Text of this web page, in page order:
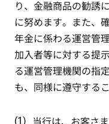
り、金融商品の勧誘
に努めます。また、
年金に係わる運営管
加入者等に対する提
る運営管理機関の指
も、同様に遵守する